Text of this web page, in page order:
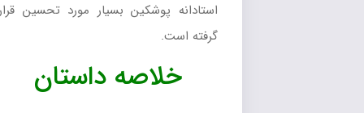
استادانه پوشکین بسیار مورد تحسین قرار
گرفته است.
خلاصه داستان